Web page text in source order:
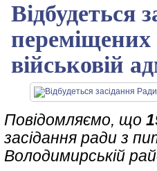
Відбудеться
переміщених
військовій
Повідомляємо, що
засідання ради з
Володимирській